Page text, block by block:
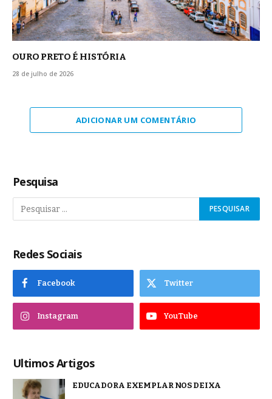
OURO PRETO É HISTÓRIA
28 de julho de 2026
ADICIONAR UM COMENTÁRIO
Pesquisa
Redes Sociais
Facebook Twitter
Instagram YouTube
Ultimos Artigos
EDUCADORA EXEMPLAR NOS DEIXA